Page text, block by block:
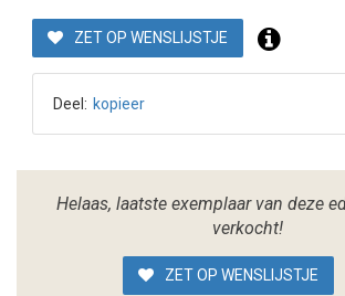
ZET OP WENSLIJSTJE
Deel: kopieer
Helaas, laatste exemplaar van deze
verkocht!
ZET OP WENSLIJSTJE